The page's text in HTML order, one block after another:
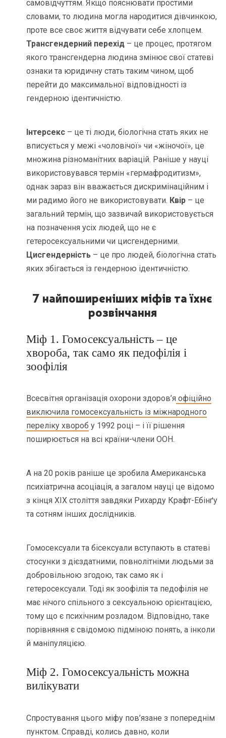
самовідчуттям. Якщо пояснювати простими
словами, то людина могла народитися дівчинкою,
проте все своє життя відчувати себе хлопцем.
Трансгендерний перехід – це процес, протягом
якого трансгендерна людина змінює свої статеві
ознаки та юридичну стать таким чином, щоб
перейти до максимальної відповідності із
гендерною ідентичністю.
Інтерсекс – це ті люди, біологічна стать яких не
вписується у межі «чоловічої» чи «жіночої», це
множина різноманітних варіацій. Раніше у науці
використовувався термін «гермафродитизм»,
однак зараз він вважається дискримінаційним і
ми радимо його не використовувати. Квір – це
загальний термін, що зазвичай використовується
на позначення усіх людей, що не є
гетеросексуальними чи цисгендерними.
Цисгендерність – це про людей, біологічна стать
яких збігається із гендерною ідентичністю.
7 найпоширеніших міфів та їхнє
розвінчання
Міф 1. Гомосексуальність – це
хвороба, так само як педофілія і
зоофілія
Всесвітня організація охорони здоров’я офіційно
виключила гомосексуальність із міжнародного
переліку хвороб у 1992 році – і її рішення
поширюється на всі країни-члени ООН.
А на 20 років раніше це зробила Американська
психіатрична асоціація, а загалом науці це відомо
з кінця ХІХ століття завдяки Рихарду Крафт-Ебінґу
та сотням інших дослідників.
Гомосексуали та бісексуали вступають в статеві
стосунки з дієздатними, повнолітніми людьми за
добровільною згодою, так само як і
гетеросексуали. Тоді як зоофілія та педофілія не
має нічого спільного з сексуальною орієнтацією,
тому що є психічним розладом. Відповідно, таке
порівняння є свідомою підміною понять, а інколи
й маніпуляцією.
Міф 2. Гомосексуальність можна
вилікувати
Спростування цього міфу пов’язане з попереднім
пунктом. Справді, колись давно, коли